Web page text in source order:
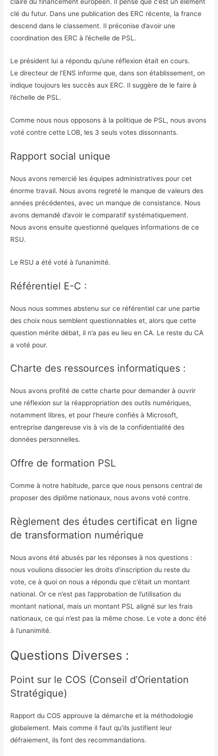
claire du financement européen. Il pense que c’est un élément
clé du futur. Dans une publication des ERC récente, la france
descend dans le classement. Il préconise d’avoir une
coordination des ERC à l’échelle de PSL.
Le président lui a répondu qu’une réflexion était en cours.
Le directeur de l’ENS informe que, dans son établissement, on
indique toujours les succès aux ERC. Il suggère de le faire à
l’échelle de PSL.
Comme nous nous opposons à la politique de PSL, nous avons
voté contre cette LOB, les 3 seuls votes dissonnants.
Rapport social unique
Nous avons remercié les équipes administratives pour cet
énorme travail. Nous avons regreté le manque de valeurs des
années précédentes, avec un manque de consistance. Nous
avons demandé d’avoir le comparatif systématiquement.
Nous avons ensuite questionné quelques informations de ce
RSU.
Le RSU a été voté à l’unanimité.
Référentiel E-C :
Nous nous sommes abstenu sur ce référentiel car une partie
des choix nous semblent questionnables et, alors que cette
question mérite débat, il n’a pas eu lieu en CA. Le reste du CA
a voté pour.
Charte des ressources informatiques :
Nous avons profité de cette charte pour demander à ouvrir
une réflexion sur la réappropriation des outils numériques,
notamment libres, et pour l’heure confiés à Microsoft,
entreprise dangereuse vis à vis de la confidentialité des
données personnelles.
Offre de formation PSL
Comme à notre habitude, parce que nous pensons central de
proposer des diplôme nationaux, nous avons voté contre.
Règlement des études certificat en ligne
de transformation numérique
Nous avons été abusés par les réponses à nos questions :
nous voulions dissocier les droits d’inscription du reste du
vote, ce à quoi on nous a répondu que c’était un montant
national. Or ce n’est pas l’approbation de l’utilisation du
montant national, mais un montant PSL aligné sur les frais
nationaux, ce qui n’est pas la même chose. Le vote a donc été
à l’unanimité.
Questions Diverses :
Point sur le COS (Conseil d’Orientation
Stratégique)
Rapport du COS approuve la démarche et la méthodologie
globalement. Mais comme il faut qu’ils justifient leur
défraiement, ils font des recommandations.